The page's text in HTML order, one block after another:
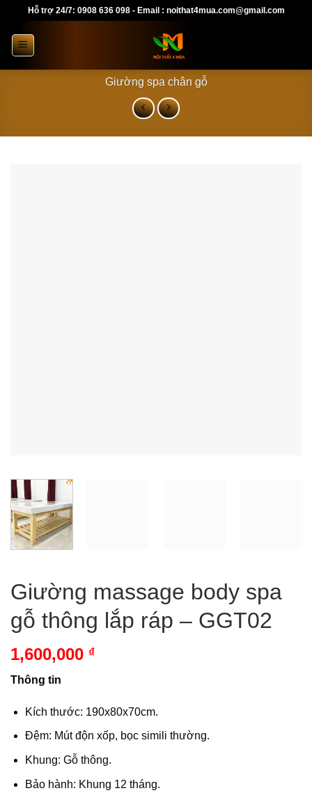
content
Hỗ trợ 24/7: 0908 636 098 - Email : noithat4mua.com@gmail.com
Giường spa chân gỗ
Giường massage body spa
gỗ thông lắp ráp – GGT02
1,600,000 ₫
Thông tin
Kích thước: 190x80x70cm.
Đệm: Mút độn xốp, bọc simili thường.
Khung: Gỗ thông.
Bảo hành: Khung 12 tháng.